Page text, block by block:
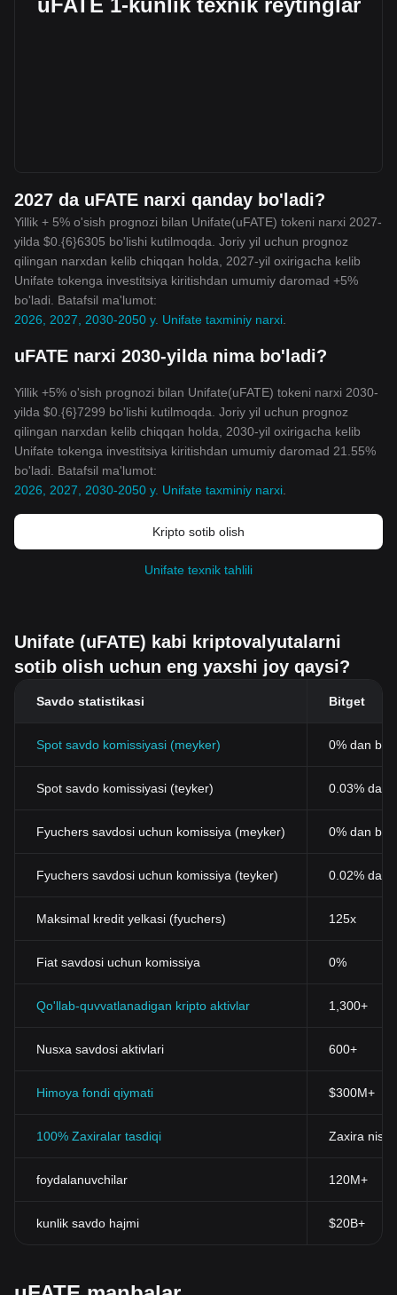
uFATE 1-kunlik texnik reytinglar
2027 da uFATE narxi qanday bo'ladi?
Yillik + 5% o'sish prognozi bilan Unifate(uFATE) tokeni narxi 2027-
yilda $0.{6}6305 bo'lishi kutilmoqda. Joriy yil uchun prognoz
qilingan narxdan kelib chiqqan holda, 2027-yil oxirigacha kelib
Unifate tokenga investitsiya kiritishdan umumiy daromad +5%
bo'ladi. Batafsil ma'lumot:
2026, 2027, 2030-2050 y. Unifate taxminiy narxi
uFATE narxi 2030-yilda nima bo'ladi?
Yillik +5% o'sish prognozi bilan Unifate(uFATE) tokeni narxi 2030-
yilda $0.{6}7299 bo'lishi kutilmoqda. Joriy yil uchun prognoz
qilingan narxdan kelib chiqqan holda, 2030-yil oxirigacha kelib
Unifate tokenga investitsiya kiritishdan umumiy daromad 21.55%
bo'ladi. Batafsil ma'lumot:
2026, 2027, 2030-2050 y. Unifate taxminiy narxi
Kripto sotib olish
Unifate texnik tahlili
Unifate (uFATE) kabi kriptovalyutalarni
sotib olish uchun eng yaxshi joy qaysi?
Savdo statistikasi Bitget
Spot savdo komissiyasi (meyker) 0% dan
Spot savdo komissiyasi (teyker) 0.03% dan
Fyuchers savdosi uchun komissiya (meyker) 0% dan
Fyuchers savdosi uchun komissiya (teyker) 0.02% dan
Maksimal kredit yelkasi (fyuchers) 125x
Fiat savdosi uchun komissiya 0%
Qo'llab-quvvatlanadigan kripto aktivlar 1,300+
Nusxa savdosi aktivlari 600+
Himoya fondi qiymati $300M+
100% Zaxiralar tasdiqi Zaxira
foydalanuvchilar 120M+
kunlik savdo hajmi $20B+